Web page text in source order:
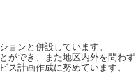
ョンと併設しています。
ができ、また地区内外を問わず
ス計画作成に努めています。